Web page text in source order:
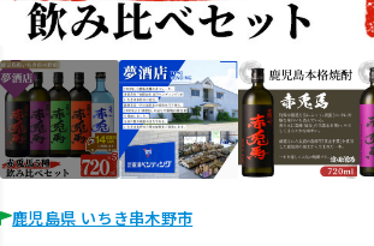
鹿児島県 いちき串木野市